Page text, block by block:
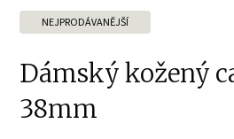
NEJPRODÁVANĚJŠÍ
Dámský kožený
38mm